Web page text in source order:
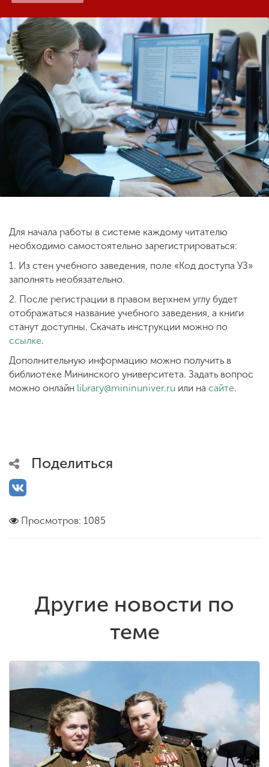
Другие виды
деятельности
Студенческая жизнь
Сведения об
образовательной
организации
ENG SPN CHI
Приемная
комиссия
+7 (831) 262-26-20
Для начала работы в системе каждому читателю
необходимо самостоятельно зарегистрироваться:
1. Из стен учебного заведения, поле «Код доступа УЗ»
заполнять необязательно.
2. После регистрации в правом верхнем углу будет
отображаться название учебного заведения, а книги
станут доступны. Скачать инструкции можно по
ссылке.
Дополнительную информацию можно получить в
библиотеке Мининского университета. Задать вопрос
можно онлайн library@mininuniver.ru или на сайте.
Поделиться
Просмотров: 1085
Другие новости по
теме